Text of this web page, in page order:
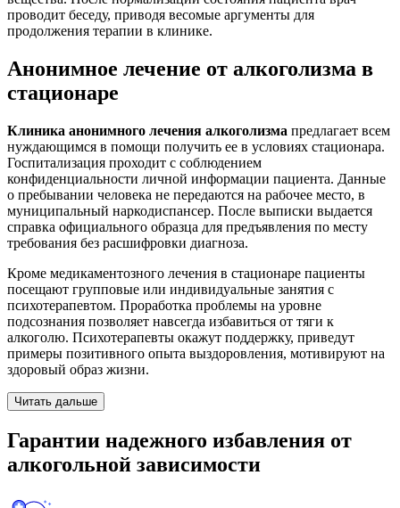
проводит беседу, приводя весомые аргументы для
продолжения терапии в клинике.
Анонимное лечение от алкоголизма в
стационаре
Клиника анонимного лечения алкоголизма предлагает всем
нуждающимся в помощи получить ее в условиях стационара.
Госпитализация проходит с соблюдением
конфиденциальности личной информации пациента. Данные
о пребывании человека не передаются на рабочее место, в
муниципальный наркодиспансер. После выписки выдается
справка официального образца для предъявления по месту
требования без расшифровки диагноза.
Кроме медикаментозного лечения в стационаре пациенты
посещают групповые или индивидуальные занятия с
психотерапевтом. Проработка проблемы на уровне
подсознания позволяет навсегда избавиться от тяги к
алкоголю. Психотерапевты окажут поддержку, приведут
примеры позитивного опыта выздоровления, мотивируют на
здоровый образ жизни.
Читать дальше
Гарантии надежного избавления от
алкогольной зависимости